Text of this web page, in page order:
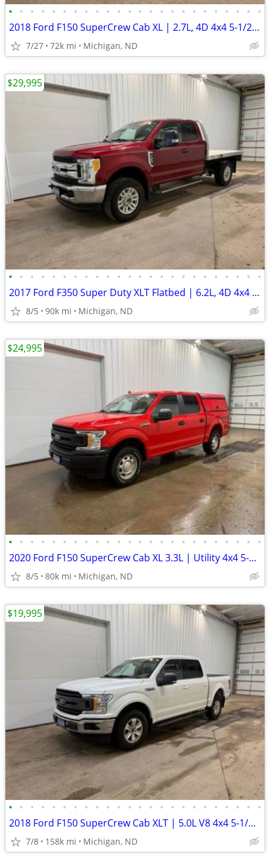
• • • • • • • • • • • • • • • • • • • • • • • •
2018 Ford F150 SuperCrew Cab XL | 2.7L, 4D 4x4 5-1/2ft. | 72k Miles
7/27 72k mi Michigan, ND
• • • • • • • • • • • • • • • • • • • • • • • •
2017 Ford F350 Super Duty XLT Flatbed | 6.2L, 4D 4x4 8ft. | 89k Miles
8/5 90k mi Michigan, ND
$29,995
• • • • • • • • • • • • • • • • • • • • • • • •
2020 Ford F150 SuperCrew Cab XL 3.3L | Utility 4x4 5-1/2ft | 79k Miles
8/5 80k mi Michigan, ND
$24,995
• • • • • • • • • • • • • • • • • • • • • • • •
2018 Ford F150 SuperCrew Cab XLT | 5.0L V8 4x4 5-1/2ft. | 157k Miles
7/8 158k mi Michigan, ND
$19,995